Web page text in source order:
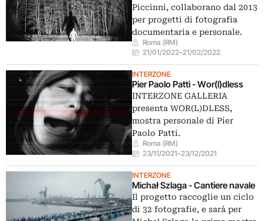
Piccinni, collaborano dal 2013
per progetti di fotografia
documentaria e personale.
Roma (RM)
21/01/2022–21/02/2022
INTERZONE
Pier Paolo Patti - Wor(l)dless
INTERZONE GALLERIA
presenta WOR(L)DLESS,
mostra personale di Pier
Paolo Patti.
Roma (RM)
23/11/2021–23/12/2021
INTERZONE
Michał Szlaga - Cantiere navale
Il progetto raccoglie un ciclo
di 32 fotografie, e sarà per